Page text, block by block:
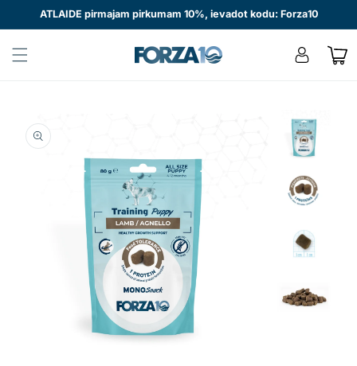
saturu
ATLAIDE pirmajam pirkumam 10%, ievadot kodu: Forza10
Pieslēgties Grozā
produkta
informāciju